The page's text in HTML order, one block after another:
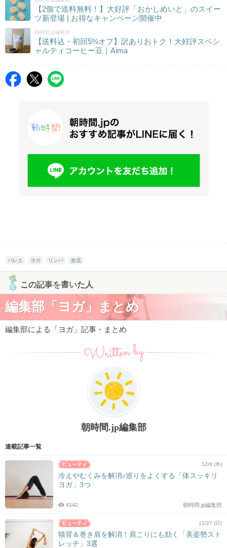
【2個で送料無料！】大好評「おかしめいと」のスイー
ツ新登場 | お得なキャンペーン開催中
朝時間.jp編集部
【送料込・初回5%オフ】訳ありおトク！大好評スペシ
ャルティコーヒー豆｜Aima
バレエ ヨガ リンパ 血流
この記事を書いた人
編集部「ヨガ」まとめ
編集部による「ヨガ」記事・まとめ
Written by
朝時間.jp編集部
連載記事一覧
12/8 (木)
冷えやむくみを解消♪巡りをよくする「体スッキリ
ヨガ」3つ
朝時間.jp編集部
4142
11/27 (日)
猫背＆巻き肩を解消！肩こりにも効く「美姿勢スト
レッチ」3選